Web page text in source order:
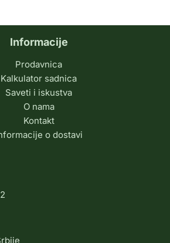
Informacije
Prodavnica
Kalkulator sadnica
Saveti i iskustva
O nama
Kontakt
o dostavi